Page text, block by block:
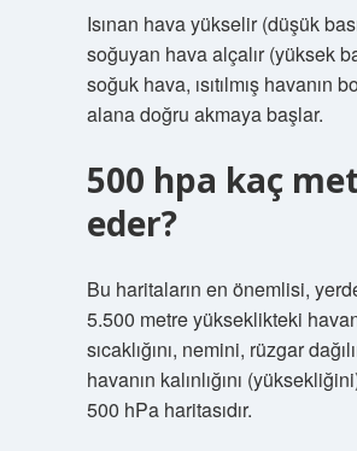
Isınan hava yükselir (düşük
soğuyan hava alçalır (yüksek
soğuk hava, ısıtılmış havanın
alana doğru akmaya başlar.
500 hpa kaç
eder?
Bu haritaların en önemlisi,
5.500 metre yükseklikteki
sıcaklığını, nemini, rüzgar
havanın kalınlığını
500 hPa haritasıdır.